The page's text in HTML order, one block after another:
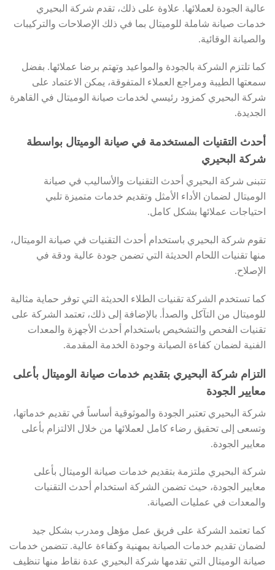
عالية الجودة لعملائها. علاوة على ذلك، تقدم شركة البحيري
خدمات صيانة شاملة للوميتال بما في ذلك الإصلاحات والتركيبات
والصيانة الوقائية.
كما تلتزم الشركة بالجودة والمواعيد وتهتم برضا عملائها. بفضل
سمعتها الطيبة ومراجع العملاء المتفوقة، يمكن الاعتماد على
شركة البحيري كمزود رئيسي لخدمات صيانة الوميتال في القاهرة
الجديدة.
أحدث التقنيات المستخدمة في صيانة الوميتال بواسطة
شركة البحيري
تتبنى شركة البحيري أحدث التقنيات والأساليب في صيانة
الوميتال لضمان الأداء الأمثل وتقديم خدمات متميزة تلبي
احتياجات عملائها بشكل كامل.
تقوم شركة البحيري باستخدام أحدث التقنيات في صيانة الوميتال،
منها تقنيات اللحام الحديثة التي تضمن جودة عالية ودقة في
الإصلاح.
كما تستخدم الشركة تقنيات الطلاء الحديثة التي توفر حماية مثالية
للوميتال من التآكل والصدأ. بالإضافة إلى ذلك، تعتمد الشركة على
تقنيات الفحص والتشخيص باستخدام أحدث الأجهزة والمعدات
الفنية لضمان كفاءة الصيانة وجودة الخدمة المقدمة.
التزام شركة البحيري بتقديم خدمات صيانة الوميتال بأعلى
معايير الجودة
شركة البحيري تعتبر الجودة والموثوقية أساساً في تقديم خدماتها،
وتسعى إلى تحقيق رضاء كامل لعملائها من خلال الالتزام بأعلى
معايير الجودة.
شركة البحيري ملتزمة بتقديم خدمات صيانة الوميتال بأعلى
معايير الجودة، حيث تضمن الشركة استخدام أحدث التقنيات
والمعدات في عمليات الصيانة.
كما تعتمد الشركة على فريق عمل مؤهل ومدرب بشكل جيد
لضمان تقديم خدمات الصيانة بمهنية وكفاءة عالية. تتضمن خدمات
صيانة الوميتال التي تقدمها شركة البحيري عدة نقاط منها تنظيف